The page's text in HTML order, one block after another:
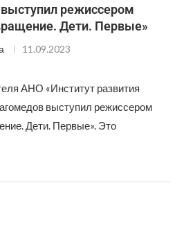
режиссером
Дети. Первые»
11.09.2023
АНО «Институт развития
выступил режиссером
Дети. Первые». Это